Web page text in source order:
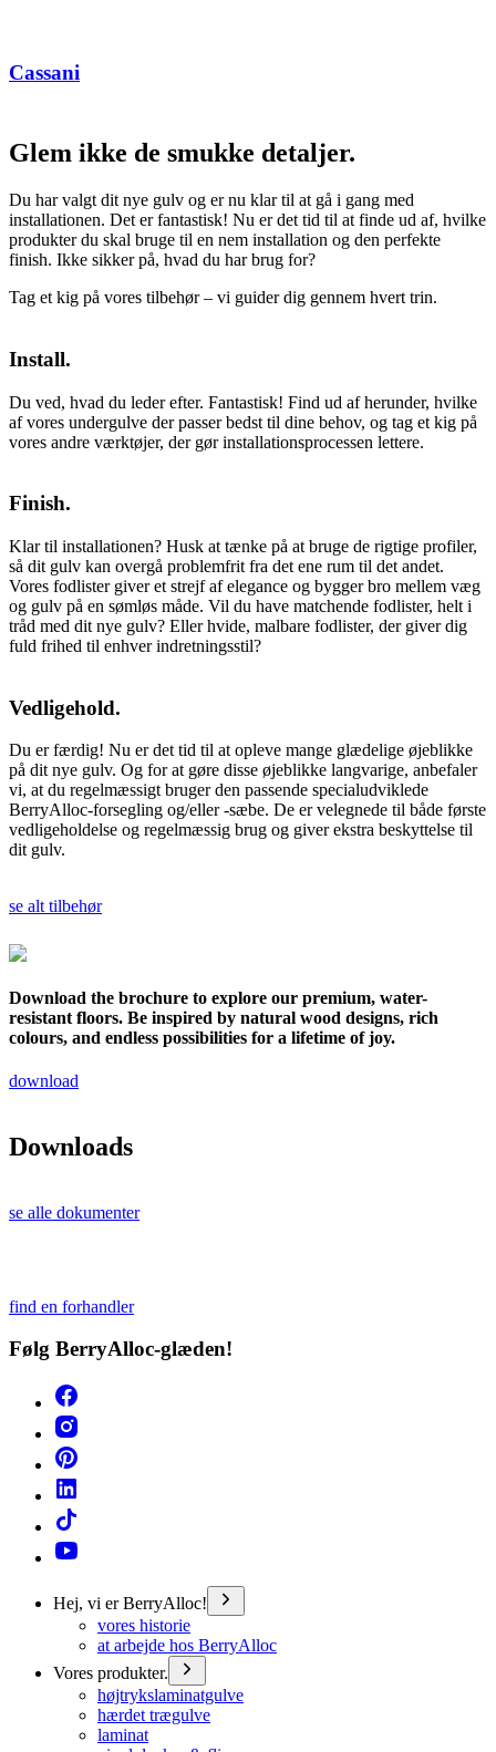
Cassani
Glem ikke de smukke detaljer.
Du har valgt dit nye gulv og er nu klar til at gå i gang med
installationen. Det er fantastisk! Nu er det tid til at finde ud af, hvilke
produkter du skal bruge til en nem installation og den perfekte
finish. Ikke sikker på, hvad du har brug for?
Tag et kig på vores tilbehør – vi guider dig gennem hvert trin.
Install.
Du ved, hvad du leder efter. Fantastisk! Find ud af herunder, hvilke
af vores undergulve der passer bedst til dine behov, og tag et kig på
vores andre værktøjer, der gør installationsprocessen lettere.
Finish.
Klar til installationen? Husk at tænke på at bruge de rigtige profiler,
så dit gulv kan overgå problemfrit fra det ene rum til det andet.
Vores fodlister giver et strejf af elegance og bygger bro mellem væg
og gulv på en sømløs måde. Vil du have matchende fodlister, helt i
tråd med dit nye gulv? Eller hvide, malbare fodlister, der giver dig
fuld frihed til enhver indretningsstil?
Vedligehold.
Du er færdig! Nu er det tid til at opleve mange glædelige øjeblikke
på dit nye gulv. Og for at gøre disse øjeblikke langvarige, anbefaler
vi, at du regelmæssigt bruger den passende specialudviklede
BerryAlloc-forsegling og/eller -sæbe. De er velegnede til både første
vedligeholdelse og regelmæssig brug og giver ekstra beskyttelse til
dit gulv.
se alt tilbehør
Download the brochure to explore our premium, water-
resistant floors. Be inspired by natural wood designs, rich
colours, and endless possibilities for a lifetime of joy.
download
Downloads
se alle dokumenter
find en forhandler
Følg BerryAlloc-glæden!
Hej, vi er BerryAlloc!
vores historie
at arbejde hos BerryAlloc
Vores produkter.
højtrykslaminatgulve
hærdet trægulve
laminat